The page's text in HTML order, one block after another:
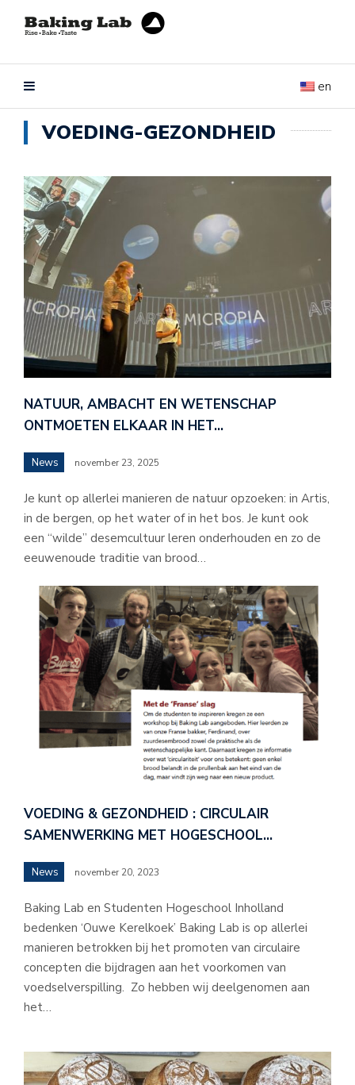
en
VOEDING-GEZONDHEID
NATUUR, AMBACHT EN WETENSCHAP
ONTMOETEN ELKAAR IN HET…
News november 23, 2025
Je kunt op allerlei manieren de natuur opzoeken: in Artis,
in de bergen, op het water of in het bos. Je kunt ook
een “wilde” desemcultuur leren onderhouden en zo de
eeuwenoude traditie van brood…
VOEDING & GEZONDHEID : CIRCULAIR
SAMENWERKING MET HOGESCHOOL…
News november 20, 2023
Baking Lab en Studenten Hogeschool Inholland
bedenken ‘Ouwe Kerelkoek’ Baking Lab is op allerlei
manieren betrokken bij het promoten van circulaire
concepten die bijdragen aan het voorkomen van
voedselverspilling. Zo hebben wij deelgenomen aan
het…